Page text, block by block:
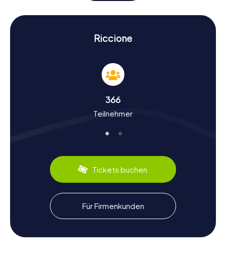
shoppen, sondern auch einige der besten Cafés und
Restaurants der Stadt entdecken.
Während der myCityHunt Schnitzeljagden in Riccione
werdet ihr viel über die reiche Geschichte und Kultur der
Jahrhundert urkundlich erwähnt und hat sich seitdem von
einem kleinen Fischerdorf zu einem beliebten Urlaubsziel
Villa Mussolini und die Geschichte des Castello degli
kulinarisch hat Riccione einiges zu bieten: Probiert
unbedingt die lokalen Spezialitäten wie Piadina, ein
traditionelles Fladenbrot, das oft mit Käse und Schinken
Nach der Schnitzeljagd in Riccione die
Umgebung erkunden
Wenn ihr nach eurer Schnitzeljagd in Riccione noch mehr
Riccione
366
Teilnehmer
Tickets buchen
Für Firmenkunden